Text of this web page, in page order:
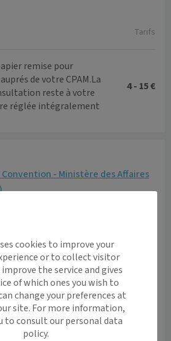
Tarifs
remise pour
de votre CPAM.La
reste à votre
réglée intégralement
4 - 15 €
- Ministère des Affaires
à mobilité réduite: oui
Citroen (ligne 10)
C)
Président Kennedy - Maison de Radio
cookies to improve your
or to collect visitor
the service and gives
of which ones you wish to
change your preferences at
site. For more information,
to consult our personal data
policy.